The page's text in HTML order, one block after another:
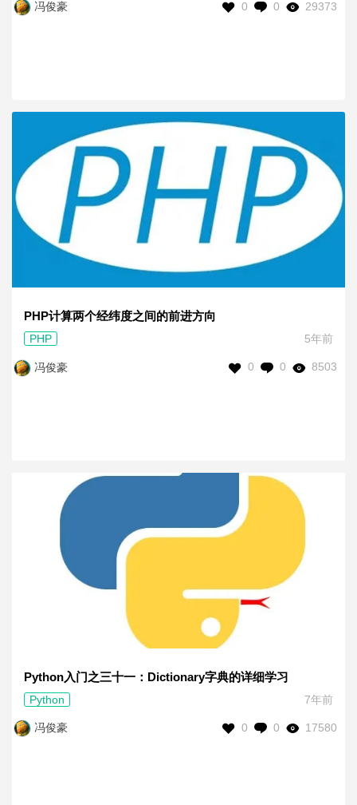
冯俊豪 29373
0
0
PHP计算两个经纬度之间的前进方向
PHP 5年前
冯俊豪 8503
0
0
Python入门之三十一：Dictionary字典的详细学习
Python 7年前
冯俊豪 17580
0
0